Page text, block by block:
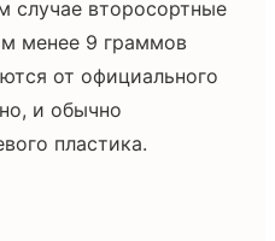
случае второсортные
менее 9 граммов
от официального
и обычно
пластика.